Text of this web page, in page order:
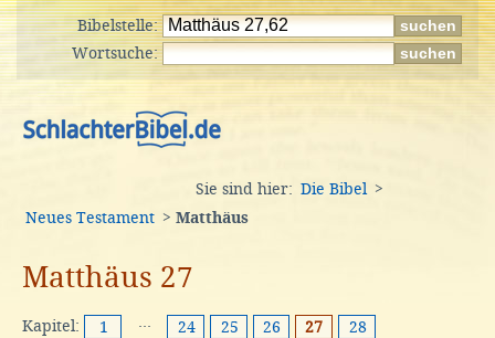
Bibelstelle:
Wortsuche:
Sie sind hier: Die Bibel
>
Neues Testament > Matthäus
Matthäus 27
Kapitel: 1 ··· 24 25 26 27
28